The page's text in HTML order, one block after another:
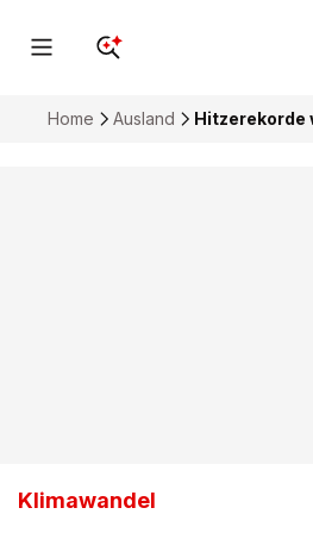
Home Ausland Hitzerekorde
Klimawandel